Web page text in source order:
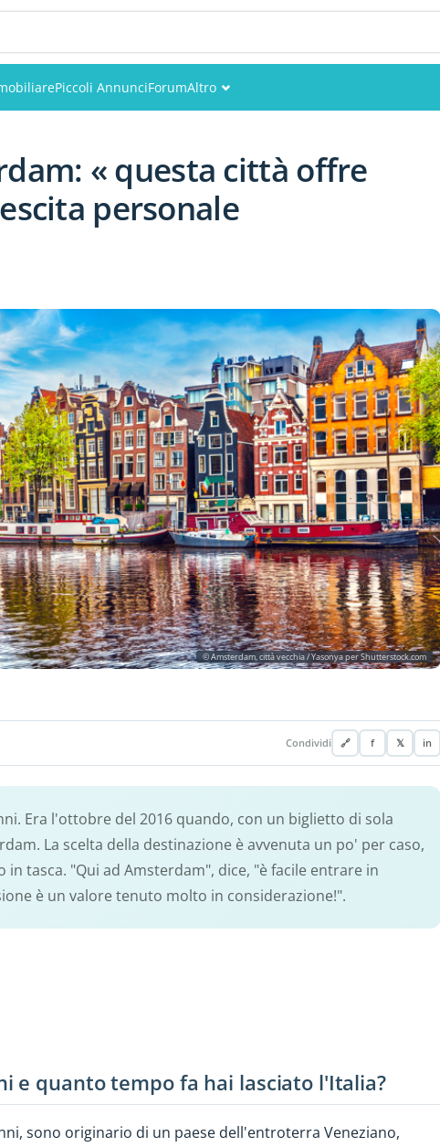
Piccoli AnnunciForumAltro
Utenti
Foto
« questa città offre
personale
© Amsterdam, città vecchia / Yasonya per Shutterstock.com
Condividi 🔗 f 𝕏 in
Era l'ottobre del 2016 quando, con un biglietto di sola
La scelta della destinazione è avvenuta un po' per caso,
tasca. "Qui ad Amsterdam", dice, "è facile entrare in
è un valore tenuto molto in considerazione!".
e quanto tempo fa hai lasciato l'Italia?
sono originario di un paese dell'entroterra Veneziano,